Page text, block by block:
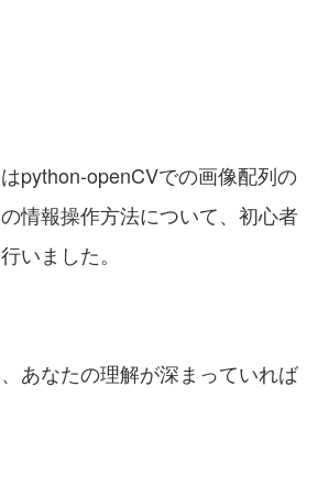
python-openCVでの画像配列の
情報操作方法について、初心者
いました。
あなたの理解が深まっていれば